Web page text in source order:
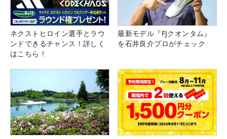
ネクストヒロイン選手とラウ
ンドできるチャンス！詳しく
はこちら！
最新モデル『FJクオンタム』
を石井良介プロがチェック